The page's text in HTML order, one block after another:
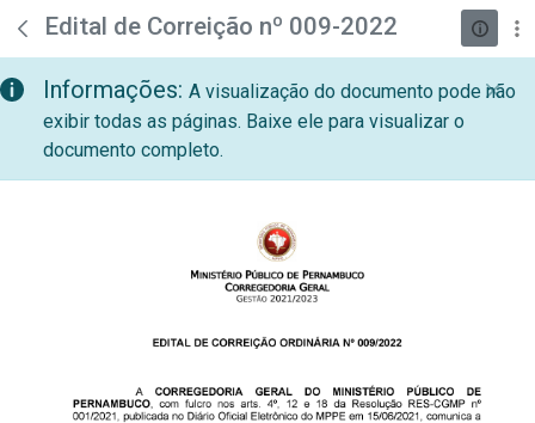
Pular para o Conteúdo principal
teste descricao
Edital de Correição nº 009-2022
Informações: A visualização do documento pode não
exibir todas as páginas. Baixe ele para visualizar o
documento completo.